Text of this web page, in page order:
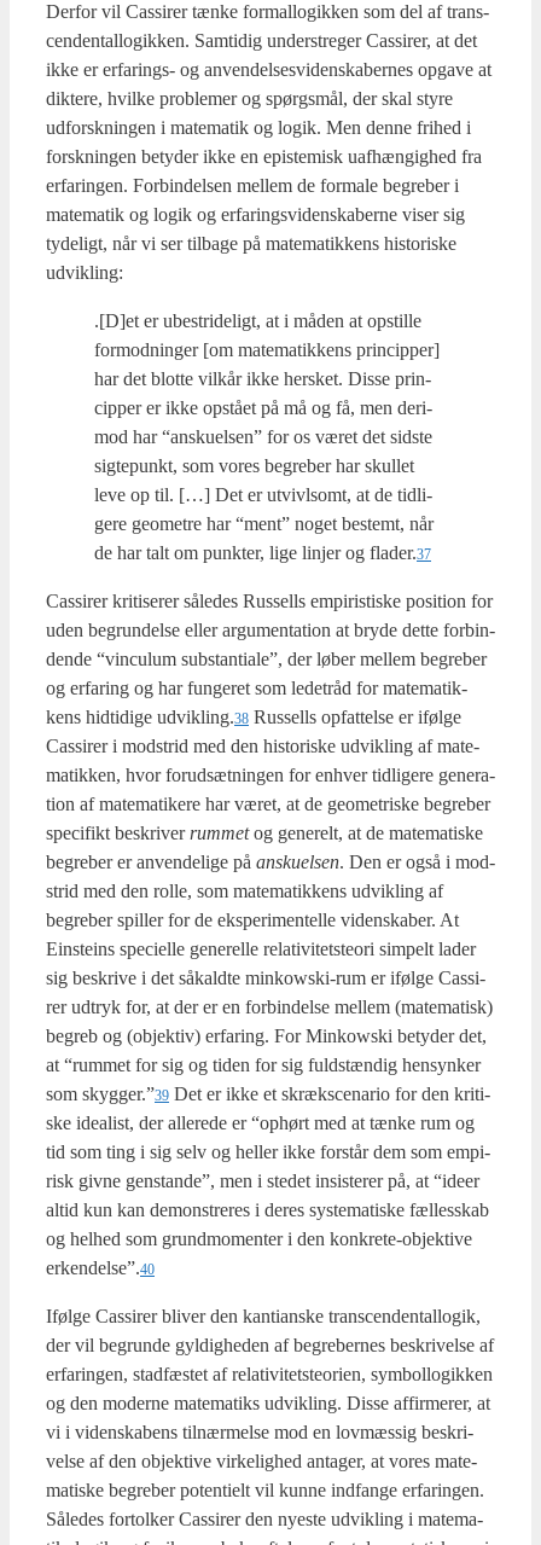
Der­for vil Cas­si­rer tæn­ke for­mal­lo­gik­ken som del af trans­
cen­den­tal­lo­gik­ken. Sam­ti­dig under­stre­ger Cas­si­rer, at det
ikke er erfa­rings- og anven­del­ses­vi­den­ska­ber­nes opga­ve at
dik­te­re, hvil­ke pro­ble­mer og spørgs­mål, der skal sty­re
udforsk­nin­gen i mate­ma­tik og logik. Men den­ne fri­hed i
forsk­nin­gen bety­der ikke en epi­ste­misk uaf­hæn­gig­hed fra
erfa­rin­gen. For­bin­del­sen mel­lem de for­ma­le begre­ber i
mate­ma­tik og logik og erfa­rings­vi­den­ska­ber­ne viser sig
tyde­ligt, når vi ser til­ba­ge på mate­ma­tik­kens histo­ri­ske
udvik­ling:
.[D]et er ube­stri­de­ligt, at i måden at opstil­le
for­mod­nin­ger [om mate­ma­tik­kens prin­cip­per]
har det blot­te vil­kår ikke her­sket. Dis­se prin­
cip­per er ikke opstå­et på må og få, men der­i­
mod har “ansku­el­sen” for os været det sid­ste
sig­te­punkt, som vores begre­ber har skul­let
leve op til. […] Det er utvivl­s­omt, at de tid­li­
ge­re geo­me­tre har “ment” noget bestemt, når
de har talt om punk­ter, lige linjer og flader.37
Cas­si­rer kri­ti­se­rer såle­des Rus­sells empi­ri­sti­ske posi­tion for
uden begrun­del­se eller argu­men­ta­tion at bry­de det­te for­bin­
den­de “vin­culum sub­stan­ti­a­le”, der løber mel­lem begre­ber
og erfa­ring og har fun­ge­ret som lede­t­råd for mate­ma­tik­
kens hid­ti­di­ge udvikling.38 Rus­sells opfat­tel­se er iføl­ge
Cas­si­rer i mod­strid med den histo­ri­ske udvik­ling af mate­
ma­tik­ken, hvor for­ud­sæt­nin­gen for enhver tid­li­ge­re gene­ra­
tion af mate­ma­ti­ke­re har været, at de geo­me­tri­ske begre­ber
spe­ci­fikt beskri­ver rum­metog gene­relt, at de mate­ma­ti­ske
begre­ber er anven­de­li­ge på ansku­el­sen. Den er også i mod­
strid med den rol­le, som mate­ma­tik­kens udvik­ling af
begre­ber spil­ler for de eks­pe­ri­men­tel­le viden­ska­ber. At
Ein­ste­ins spe­ci­el­le gene­rel­le rela­ti­vi­tet­ste­o­ri sim­pelt lader
sig beskri­ve i det såkald­te min­kowski-rum er iføl­ge Cas­si­
rer udtryk for, at der er en for­bin­del­se mel­lem (mate­ma­tisk)
begreb og (objek­tiv) erfa­ring. For Min­kowski bety­der det,
at “rum­met for sig og tiden for sig fuld­stæn­dig hen­syn­ker
som skygger.”39 Det er ikke et skræks­ce­na­rio for den kri­ti­
ske ide­a­list, der alle­re­de er “ophørt med at tæn­ke rum og
tid som ting i sig selv og hel­ler ikke for­står dem som empi­
risk giv­ne gen­stan­de”, men i ste­det insi­ste­rer på, at “ide­er
altid kun kan demon­stre­res i deres syste­ma­ti­ske fæl­les­skab
og hel­hed som grund­mo­men­ter i den kon­kre­te-objek­ti­ve
erkendelse”.40
Iføl­ge Cas­si­rer bli­ver den kan­ti­an­ske trans­cen­den­tal­lo­gik,
der vil begrun­de gyl­dig­he­den af begre­ber­nes beskri­vel­se af
erfa­rin­gen, stad­fæ­stet af rela­ti­vi­tet­ste­o­ri­en, sym­bol­lo­gik­ken
og den moder­ne mate­ma­tiks udvik­ling. Dis­se affir­me­rer, at
vi i viden­ska­bens til­nær­mel­se mod en lov­mæs­sig beskri­
vel­se af den objek­ti­ve vir­ke­lig­hed anta­ger, at vores mate­
ma­ti­ske begre­ber poten­ti­elt vil kun­ne ind­fan­ge erfa­rin­gen.
Såle­des for­tol­ker Cas­si­rer den nye­ste udvik­ling i mate­ma­